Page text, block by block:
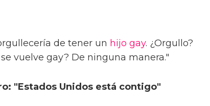
de tener un hijo gay. ¿Orgullo?
vuelve gay? De ninguna manera."
"Estados Unidos está contigo"